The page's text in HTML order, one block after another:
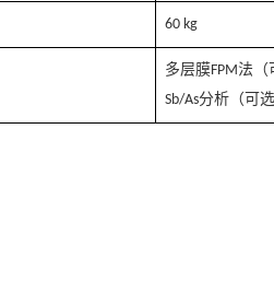
60 kg
多层膜FPM法（
Sb/As分析（可选